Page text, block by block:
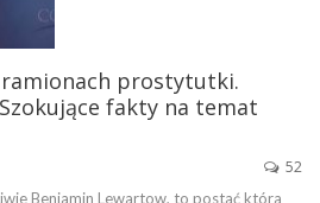
ramionach prostytutki.
Szokujące fakty na temat
52
Benjamin Lewartow, to postać która